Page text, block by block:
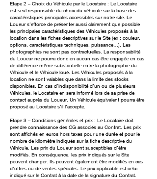
Etape 2 – Choix du Véhicule par le Locataire : Le Locataire
est seul responsable du choix du véhicule sur la base des
caractéristiques principales accessibles sur notre site. Le
Loueur s’efforce de présenter aussi clairement que possible
les principales caractéristiques des Véhicules proposés à la
location dans les fiches descriptives sur le Site (ex : couleur,
options, caractéristiques techniques, puissance…). Les
photographies ne sont pas contractuelles. La responsabilité
du Loueur ne pourra donc en aucun cas être engagée en cas
de différence même substantielle entre la photographie du
Véhicule et le Véhicule loué. Les Véhicules proposés à la
location ne sont valables que dans la limite des stocks
disponibles. En cas d’indisponibilité d’un ou de plusieurs
Véhicules, le Locataire en sera informé lors de sa prise de
contact auprès du Loueur. Un Véhicule équivalent pourra être
proposé au Locataire s’il l’accepte.
Etape 3 – Conditions générales et prix : Le Locataire doit
prendre connaissance des CG associés au Contrat. Les prix
sont affichés en euros hors taxes pour une durée et pour le
nombre de kilomètre indiqués sur la fiche descriptive du
Véhicule. Les prix du Loueur sont susceptibles d’être
modifiés. En conséquence, les prix indiqués sur le Site
peuvent changer. Ils peuvent également être modifiés en cas
d’offres ou de ventes spéciales. Le prix applicable est celui
indiqué sur le Contrat à la date de la signature du Contrat.